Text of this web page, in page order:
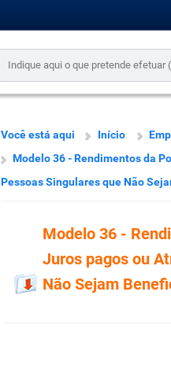
Você está aqui Início
Modelo 36 - Rendimentos da
Pessoas Singulares que Não
Modelo 36 -
Juros pagos ou
Não Sejam